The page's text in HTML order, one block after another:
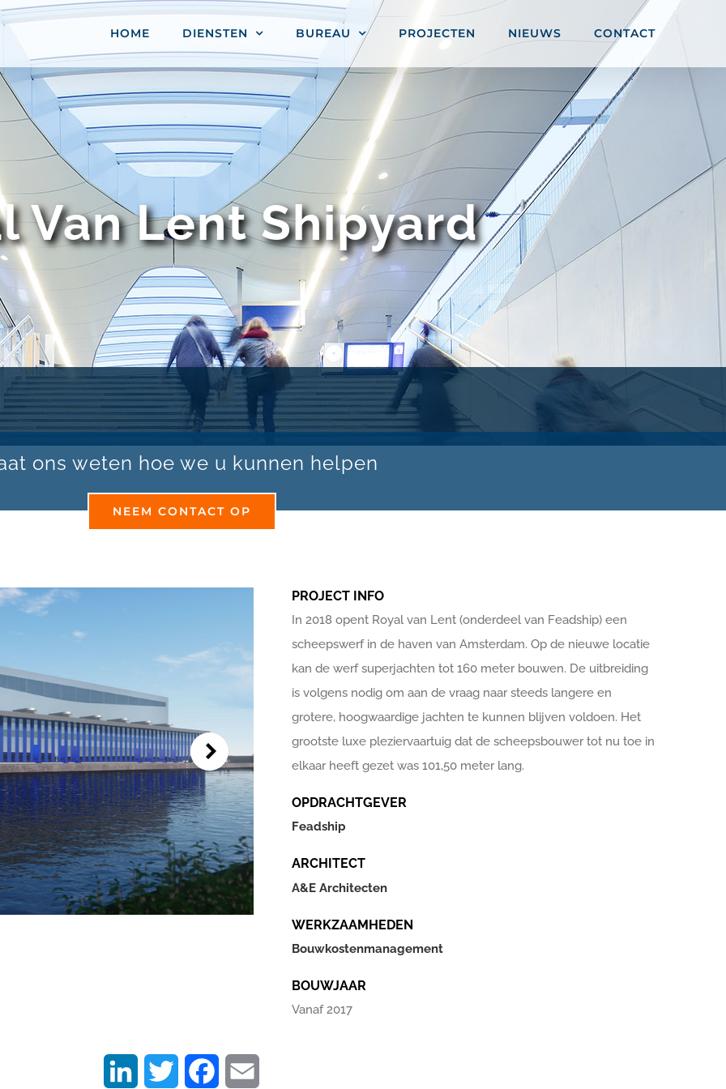
HOME DIENSTEN BUREAU PROJECTEN NIEUWS CONTACT
Van Lent Shipyard
ons weten hoe we u kunnen helpen
NEEM CONTACT OP
PROJECT INFO
In 2018 opent Royal van Lent (onderdeel van Feadship) een
scheepswerf in de haven van Amsterdam. Op de nieuwe locatie
kan de werf superjachten tot 160 meter bouwen. De uitbreiding
is volgens nodig om aan de vraag naar steeds langere en
grotere, hoogwaardige jachten te kunnen blijven voldoen. Het
grootste luxe pleziervaartuig dat de scheepsbouwer tot nu toe in
elkaar heeft gezet was 101,50 meter lang.
OPDRACHTGEVER
Feadship
ARCHITECT
A&E Architecten
WERKZAAMHEDEN
Bouwkostenmanagement
BOUWJAAR
Vanaf 2017
LinkedInTwitter Facebook